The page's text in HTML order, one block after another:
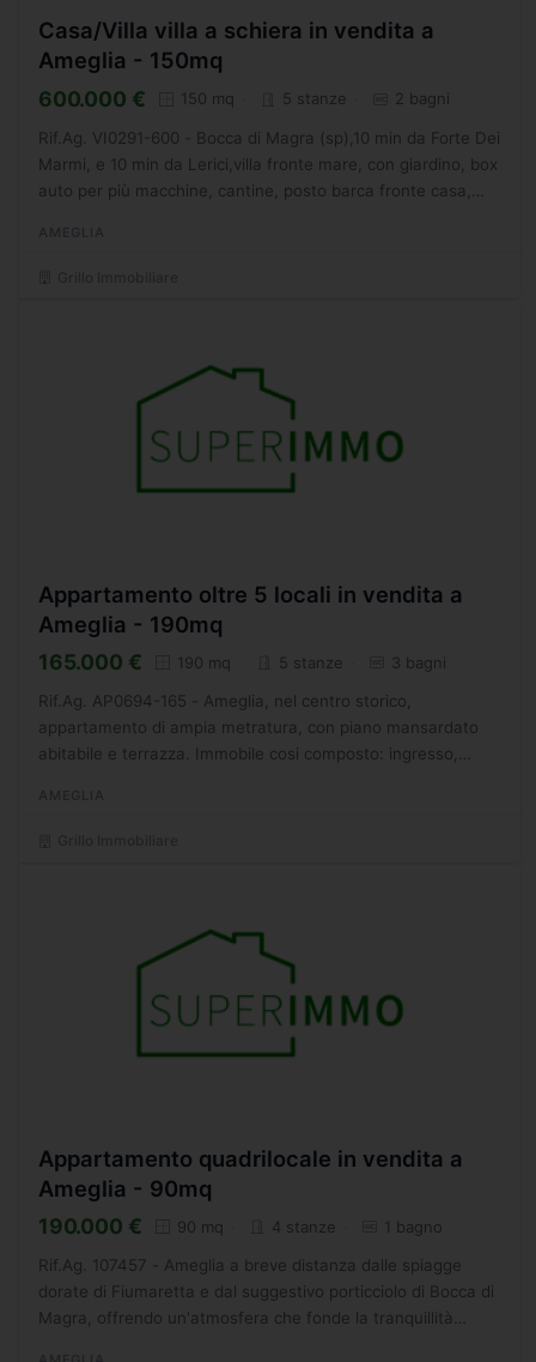
Casa/Villa villa a schiera in vendita a
Ameglia - 150mq
600.000 € 150 mq 5 stanze 2 bagni
Rif.Ag. VI0291-600 - Bocca di Magra (sp),10 min da Forte Dei
Marmi, e 10 min da Lerici,villa fronte mare, con giardino, box
auto per più macchine, cantine, posto barca fronte casa,
Appartamento oltre 5 locali in vendita a
Ameglia - 190mq
165.000 € 190 mq 5 stanze 3 bagni
Rif.Ag. AP0694-165 - Ameglia, nel centro storico,
appartamento di ampia metratura, con piano mansardato
abitabile e terrazza. Immobile cosi composto: ingresso,
Appartamento quadrilocale in vendita a
Ameglia - 90mq
190.000 € 90 mq 4 stanze 1 bagno
Rif.Ag. 107457 - Ameglia a breve distanza dalle spiagge
dorate di Fiumaretta e dal suggestivo porticciolo di Bocca di
Magra, offrendo un'atmosfera che fonde la tranquillità